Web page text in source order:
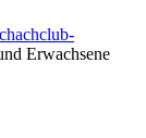
Erwachsene